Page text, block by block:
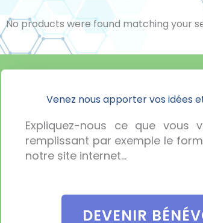
No products were found matching your
Venez nous apporter vos idées
Expliquez-nous ce que vous
remplissant par exemple le
notre site internet…
DEVENIR